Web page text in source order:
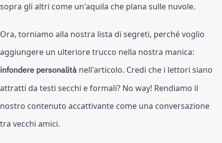
sopra gli altri come un'aquila che plana sulle nuvole.
Ora, torniamo alla nostra lista di segreti, perché voglio
aggiungere un ulteriore trucco nella nostra manica:
infondere personalità nell'articolo. Credi che i lettori siano
attratti da testi secchi e formali? No way! Rendiamo il
nostro contenuto accattivante come una conversazione
tra vecchi amici.